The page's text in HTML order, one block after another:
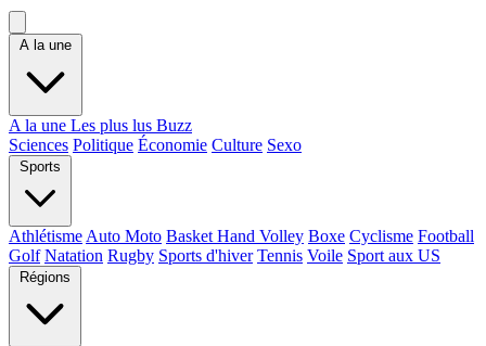
A la une
A la une Les plus lus Buzz
Sciences Politique Économie Culture Sexo
Sports
Athlétisme Auto Moto Basket Hand Volley Boxe Cyclisme Football
Golf Natation Rugby Sports d'hiver Tennis Voile Sport aux US
Régions